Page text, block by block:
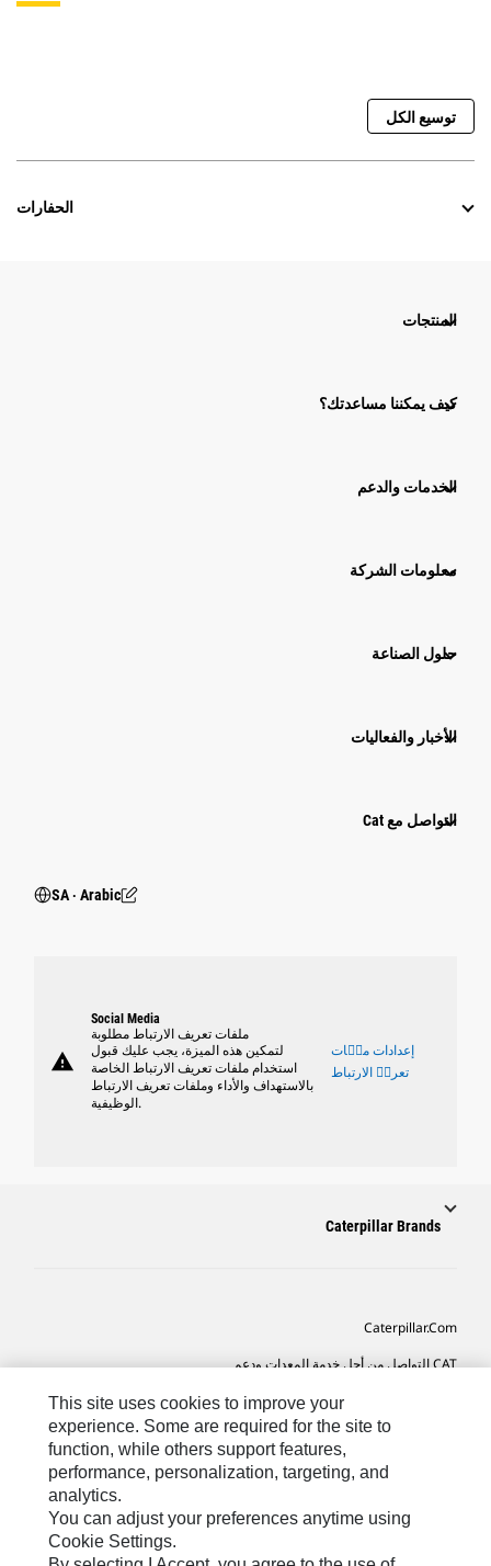
توسيع الكل
الحفارات
المنتجات
كيف يمكننا مساعدتك؟
الخدمات والدعم
معلومات الشركة
حلول الصناعة
الأخبار والفعاليات
التواصل مع Cat
SA ‧ Arabic
warning
Social Media
ملفات تعريف الارتباط مطلوبة
لتمكين هذه الميزة، يجب عليك قبول
استخدام ملفات تعريف الارتباط الخاصة
بالاستهداف والأداء وملفات تعريف الارتباط
الوظيفية.
إعدادات ملٝات
تعريٝ الارتباط
Caterpillar Brands
Caterpillar.com
CAT التواصل من أجل خدمة المعدات ودعم
تفضيلات التسويق الخاصة بي
خريطة الموقع
Cookie Settings
This site uses cookies to improve your
experience. Some are required for the site to
function, while others support features,
performance, personalization, targeting, and
analytics.
You can adjust your preferences anytime using
Cookie Settings.